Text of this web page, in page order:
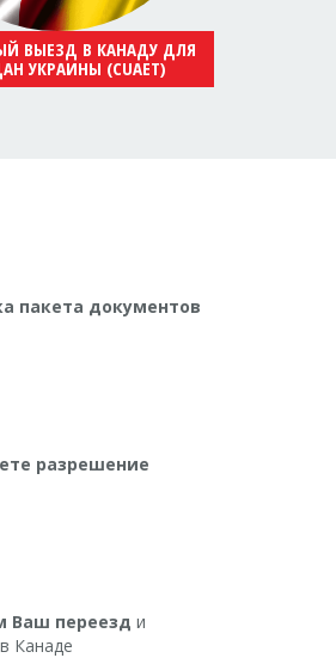
ВЫЕЗД В КАНАДУ ДЛЯ
УКРАИНЫ (CUAET)
пакета документов
разрешение
Ваш переезд и
Канаде